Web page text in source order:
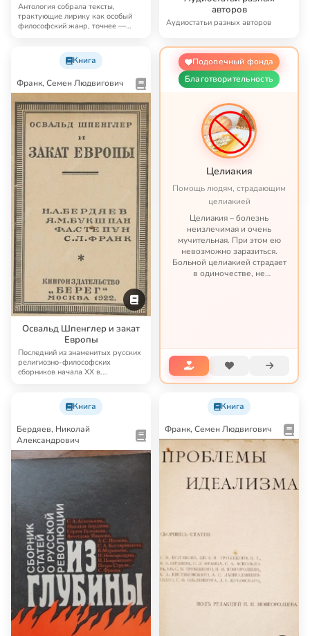
Антология собрала тексты,
трактующие лирику как особый
философский жанр, точнее —
авторов
Аудиостатьи разных авторов
Книга
Франк, Семен Людвигович
Освальд Шпенглер и закат
Европы
Последний из знаменитых русских
религиозно-философских
сборников начала XX в.
Подопечный фонда
Благотворительность
Целиакия
Помощь людям, страдающим
целиакией
Целиакия – болезнь
неизлечимая и очень
мучительная. При этом ею
невозможно заразиться.
Больной целиакией страдает
в одиночестве, не
Книга
Бердяев, Николай
Александрович
Книга
Франк, Семен Людвигович